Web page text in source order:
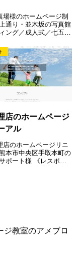
場様のホームページ制
通り・並木坂の写真館
ング／成人式／七五三
タニティ／赤ちゃん／
写真／証明写真／終活
の中心部並木坂に位置
元の方にご利用いた
店のホームページ
アル
店のホームページリニ
本市中央区手取本町の
ポート様 《レスポン
ジ教室のアメブロ